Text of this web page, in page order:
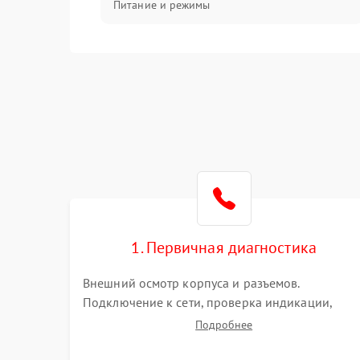
Питание и режимы
1. Первичная диагностика
Внешний осмотр корпуса и разъемов.
Подключение к сети, проверка индикации,
звуковых сигналов и кодов ошибок. Измерение
Подробнее